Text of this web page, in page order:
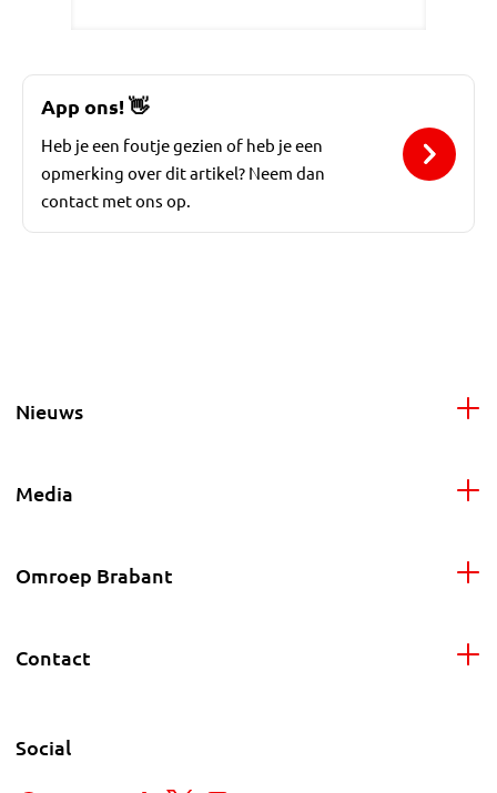
App ons!👋
Heb je een foutje gezien of heb je een
opmerking over dit artikel? Neem dan
contact met ons op.
Nieuws
Media
Omroep Brabant
Contact
Social